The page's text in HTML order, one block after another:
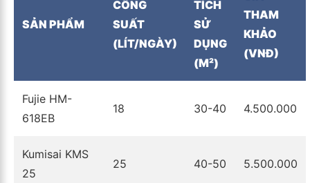
SẢN PHẨM
CÔNG
SUẤT
(LÍT/NGÀY)
TÍCH
SỬ
DỤNG
(M²)
THAM
KHẢO
(VNĐ)
Fujie HM-
618EB
18 30-40 4.500.000
Kumisai KMS
25
25 40-50 5.500.000